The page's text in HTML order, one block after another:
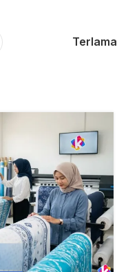
Terlama